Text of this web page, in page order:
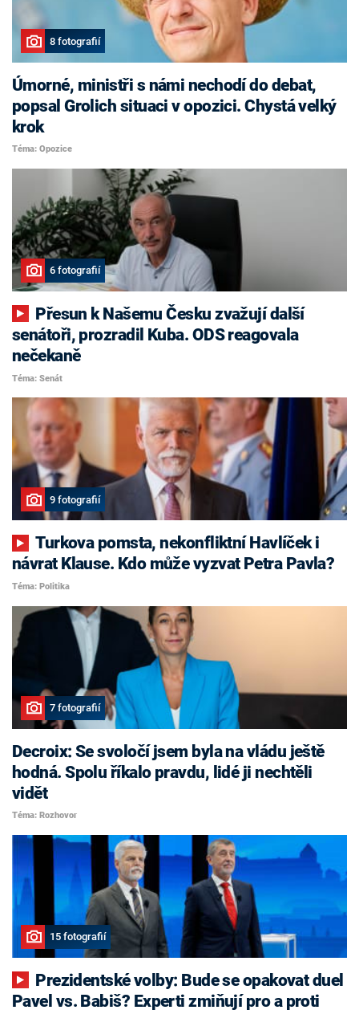
8 fotografií
Úmorné, ministři s námi nechodí do debat,
popsal Grolich situaci v opozici. Chystá velký
krok
Téma: Opozice
6 fotografií
senátoři, prozradil Kuba. ODS reagovala
nečekaně
Téma: Senát
9 fotografií
Turkova pomsta, nekonfliktní Havlíček i
návrat Klause. Kdo může vyzvat Petra Pavla?
Téma: Politika
7 fotografií
Decroix: Se svoločí jsem byla na vládu ještě
hodná. Spolu říkalo pravdu, lidé ji nechtěli
vidět
Téma: Rozhovor
15 fotografií
Pavel vs. Babiš? Experti zmiňují pro a proti